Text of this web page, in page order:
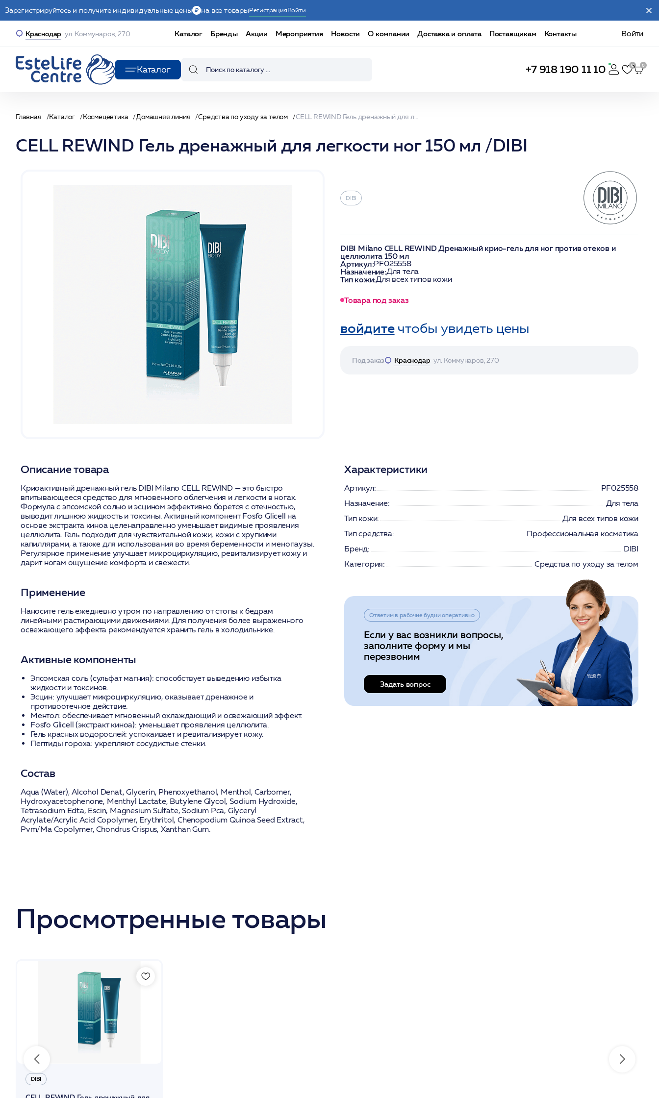
Зарегистрируйтесь и получите индивидуальные цены на все товарыРегистрацияВойти
Краснодар ул. Коммунаров, 270 Каталог Бренды Акции Мероприятия Новости О компании Доставка и оплата Поставщикам Контакты Войти
Каталог +7 918 190 11 10
Главная Каталог Космецевтика Домашняя линия Средства по уходу за телом CELL REWIND Гель дренажный для легкости ног 150 мл /DIBI
CELL REWIND Гель дренажный для легкости ног 150 мл /DIBI
DIBI
DIBI Milano CELL REWIND Дренажный крио-гель для ног против отеков и
целлюлита 150 мл
Артикул:PF025558
Назначение:Для тела
Тип кожи:Для всех типов кожи
Товара под заказ
войдитечтобы увидеть цены
Под заказ Краснодар ул. Коммунаров, 270
Описание товара
Криоактивный дренажный гель DIBI Milano CELL REWIND — это быстро
впитывающееся средство для мгновенного облегчения и легкости в ногах.
Формула с эпсомской солью и эсцином эффективно борется с отечностью,
выводит лишнюю жидкость и токсины. Активный компонент Fosfo Glicell на
основе экстракта киноа целенаправленно уменьшает видимые проявления
целлюлита. Гель подходит для чувствительной кожи, кожи с хрупкими
капиллярами, а также для использования во время беременности и менопаузы.
Регулярное применение улучшает микроциркуляцию, ревитализирует кожу и
дарит ногам ощущение комфорта и свежести.
Применение
Наносите гель ежедневно утром по направлению от стопы к бедрам
линейными растирающими движениями. Для получения более выраженного
освежающего эффекта рекомендуется хранить гель в холодильнике.
Активные компоненты
Эпсомская соль (сульфат магния): способствует выведению избытка
жидкости и токсинов.
Эсцин: улучшает микроциркуляцию, оказывает дренажное и
противоотечное действие.
Ментол: обеспечивает мгновенный охлаждающий и освежающий эффект.
Fosfo Glicell (экстракт киноа): уменьшает проявления целлюлита.
Гель красных водорослей: успокаивает и ревитализирует кожу.
Пептиды гороха: укрепляют сосудистые стенки.
Состав
Aqua (Water), Alcohol Denat, Glycerin, Phenoxyethanol, Menthol, Carbomer,
Hydroxyacetophenone, Menthyl Lactate, Butylene Glycol, Sodium Hydroxide,
Tetrasodium Edta, Escin, Magnesium Sulfate, Sodium Pca, Glyceryl
Acrylate/Acrylic Acid Copolymer, Erythritol, Chenopodium Quinoa Seed Extract,
Pvm/Ma Copolymer, Chondrus Crispus, Xanthan Gum.
Характеристики
Артикул:
PF025558
Назначение:
Для тела
Тип кожи:
Для всех типов кожи
Тип средства:
Профессиональная косметика
Бренд:
DIBI
Категория:
Средства по уходу за телом
Ответим в рабочие будни оперативно
Если у вас возникли вопросы,
заполните форму и мы
перезвоним
Задать вопрос
Просмотренные товары
DIBI